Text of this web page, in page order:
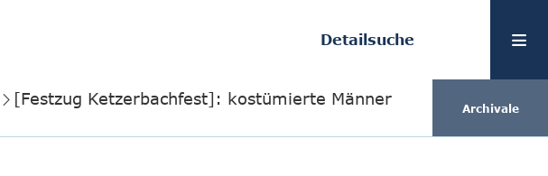
Detailsuche
[Festzug Ketzerbachfest]: kostümierte Männer
Archivale